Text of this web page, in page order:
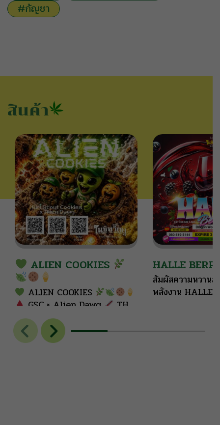
#กัญชา
สินค้า
ALIEN COOKIES
ALIEN COOKIES
GSC × Alien Dawg
THC:
26-29% | High
50/50
Fresh mint leads
the nose, layered with
HALLE
สัมผัสความหวาน
พลังงาน HALLE